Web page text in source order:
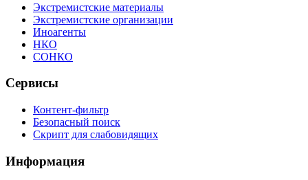
Экстремистские материалы
Экстремистские организации
Иноагенты
НКО
СОНКО
Сервисы
Контент-фильтр
Безопасный поиск
Скрипт для слабовидящих
Информация